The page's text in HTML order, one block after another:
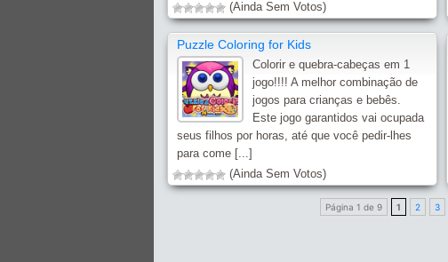
(Ainda Sem Votos)
Puzzle Coloring for Kids
Colorir e quebra-cabeças em 1
jogo!!!! A melhor combinação de
jogos para crianças e bebês.
Este jogo garantidos vai ocupada
seus filhos por horas, até que você pedir-lhes
para come [...]
(Ainda Sem Votos)
Página 1 de 9 1 2 3